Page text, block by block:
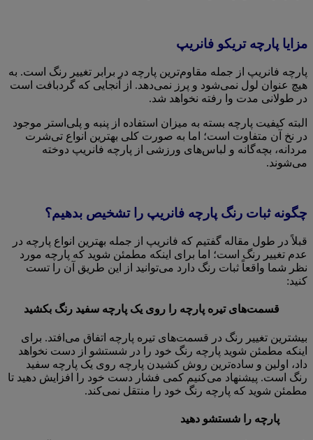
مزایا پارچه تریکو فانریپ
پارچه فانریپ از جمله مقاوم‌ترین پارچه در برابر تغییر رنگ است. به
هیچ عنوان لول نمی‌شود و پرز نمی‌دهد. از آنجایی که گردبافت است
در طولانی مدت وا رفته نخواهد شد.
البته کیفیت پارچه بسته به میزان استفاده از پنبه و پلی‌استر موجود
در نخ آن متفاوت است؛ اما به صورت کلی بهترین انواع تی‌شرت
مردانه، بچه‌گانه و لباس‌های ورزشی از پارچه فانریپ دوخته
می‌شوند.
چگونه ثبات رنگ پارچه فانریپ را تشخیص بدهیم؟
قبلاً در طول مقاله گفتیم که فانریپ از جمله بهترین انواع پارچه در
عدم تغییر رنگ است؛ اما برای اینکه مطمئن شوید که پارچه مورد
نظر شما واقعاً ثبات رنگ دارد می‌توانید از این طریق آن را تست
کنید:
قسمت‌های تیره پارچه را روی یک پارچه سفید رنگ بکشید
بیشترین تغییر رنگ در قسمت‌های تیره پارچه اتفاق می‌افتد. برای
اینکه مطمئن شوید پارچه رنگ خود را در شستشو از دست نخواهد
داد، اولین و ساده‌ترین روش کشیدن پارچه روی یک پارچه سفید
رنگ است. پیشنهاد می‌کنیم کمی فشار دست خود را افزایش دهید تا
مطمئن شوید که پارچه رنگ خود را منتقل نمی‌کند.
پارچه را شستشو دهید